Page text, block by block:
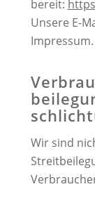
bereit:
Unsere E-
Impressum.
Wir sind